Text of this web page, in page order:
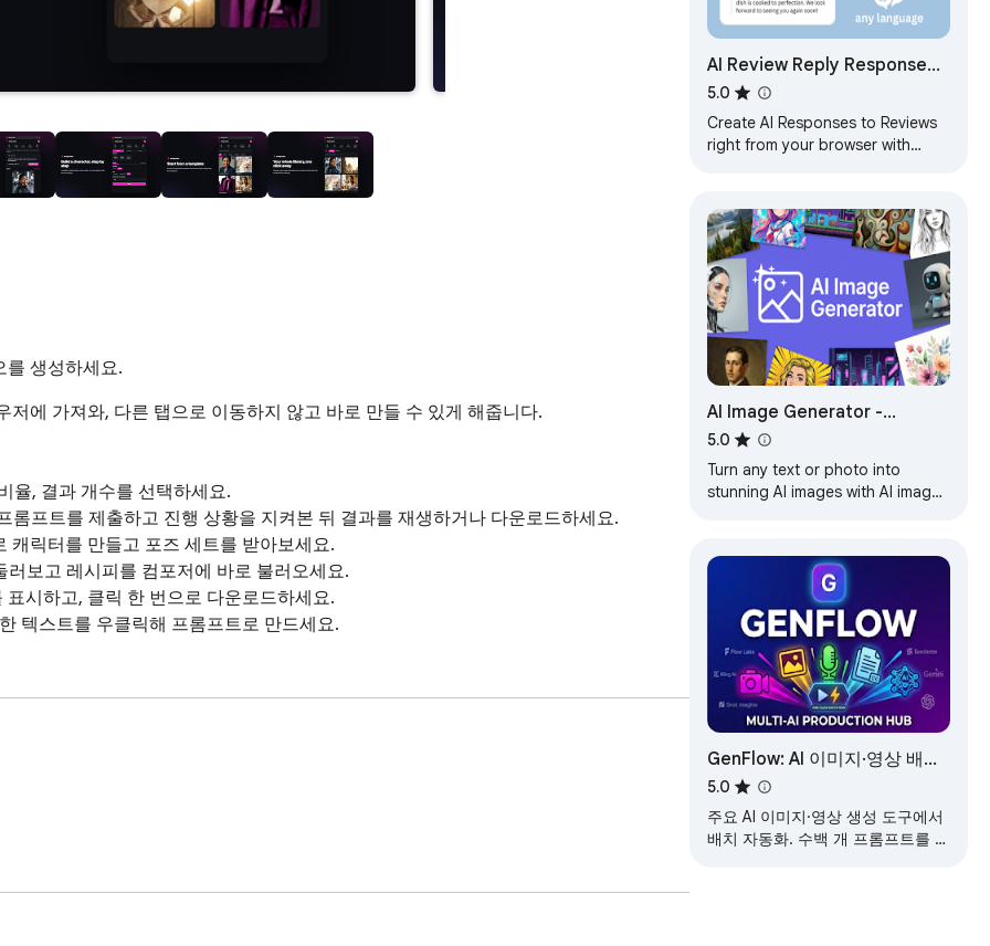
를 생성하세요.
에 가져와, 다른 탭으로 이동하지 않고 바로 만들 수 있게 해줍니다.
율, 결과 개수를 선택하세요.
프트를 제출하고 진행 상황을 지켜본 뒤 결과를 재생하거나 다운로드하세요.
캐릭터를 만들고 포즈 세트를 받아보세요.
보고 레시피를 컴포저에 바로 불러오세요.
시하고, 클릭 한 번으로 다운로드하세요.
텍스트를 우클릭해 프롬프트로 만드세요.
램은 DesignerBox API하고만 통신하며, 사용자가 탐색하는 페이지를 절대 읽지 않습
AI Review Reply Response
Generator
5.0
Create AI Responses to Reviews
right from your browser with
AI Image Generator -
Create, Edit & Transform
Any Image from Text or
Photo
5.0
Turn any text or photo into
stunning AI images with AI image
download.
GenFlow: AI 이미지·영상 배치
자동화
5.0
주요 AI 이미지·영상 생성 도구에서
배치 자동화. 수백 개 프롬프트를 한